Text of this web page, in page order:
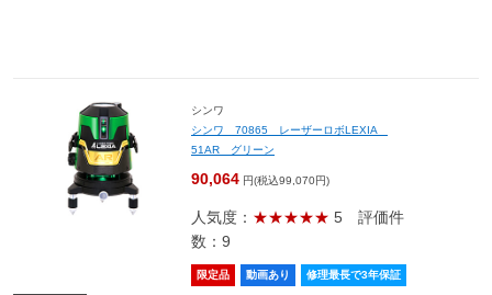
シンワ
シンワ 70865 レーザーロボLEXIA
51AR グリーン
90,064 円(税込99,070円)
人気度： ★★★★★ 5 評価件
数：9
限定品 動画あり 修理最長で3年保証